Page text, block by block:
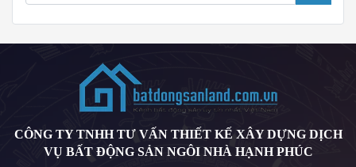
CÔNG TY TNHH TƯ VẤN THIẾT KẾ XÂY DỰNG DỊCH
VỤ BẤT ĐỘNG SẢN NGÔI NHÀ HẠNH PHÚC